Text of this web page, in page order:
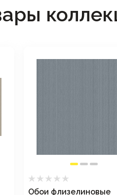
Обои флизелиновые